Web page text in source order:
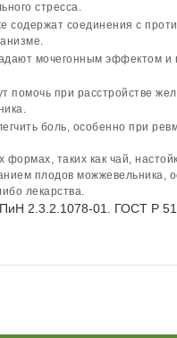
стресса.
соединения с
мочегонным эффектом и
при расстройстве
боль, особенно при
таких как чай,
плодов можжевельника,
лекарства.
2.3.2.1078-01. ГОСТ Р